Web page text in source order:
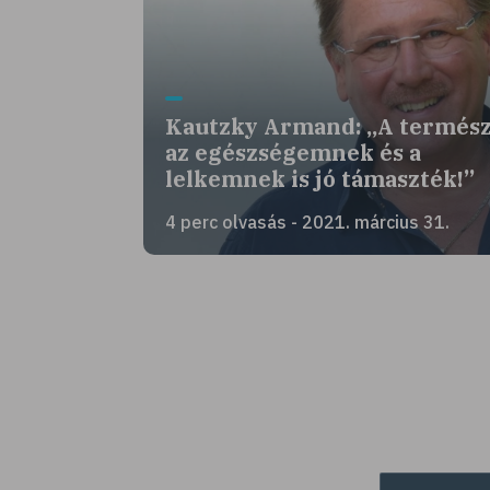
Kautzky Armand: „A
az egészségemnek és a
lelkemnek is jó támaszték!”
4 perc olvasás - 2021. március 31.